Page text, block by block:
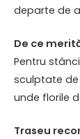
departe de
De ce
Pentru
sculptate de
unde florile
Traseu